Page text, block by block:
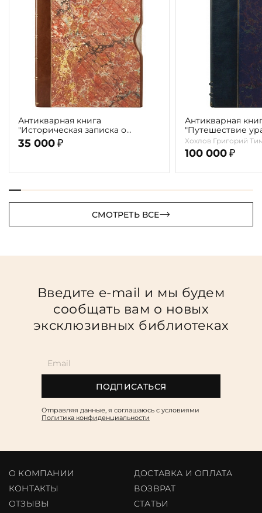
Антикварная книга
"Историческая записка о
деятельности императорского
Московского археологического
35 000 ₽
Антикварная
"Путешествие
казаков в
царство" Хохлов
Хохлов Григорий
100 000 ₽
СМОТРЕТЬ ВСЕ
Введите e-mail и мы будем
сообщать вам о новых
эксклюзивных библиотеках
ПОДПИСАТЬСЯ
Отправляя данные, я соглашаюсь c условиями
Политика конфиденциальности
О КОМПАНИИ
ДОСТАВКА И ОПЛАТА
КОНТАКТЫ
ВОЗВРАТ
ОТЗЫВЫ
CТАТЬИ